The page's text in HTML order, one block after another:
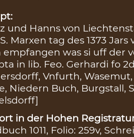
und Hanns von
Marxen tag des 1373
empfangen was si uff der
in lib. Feo. Gerhardi fo
Vnfurth,
Niedern Buch, Burgstall,
in der Hohen
1011, Folio: 259v,